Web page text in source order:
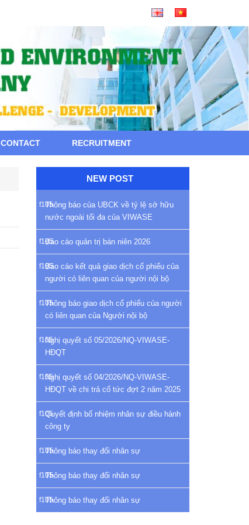
CONTACT RECRUITMENT
NEW POST
Thông báo của UBCK về tỷ lệ sở hữu
nước ngoài tối đa của VIWASE
Báo cáo quản trị bán niên 2026
Báo cáo kết quả giao dịch cổ phiếu của
người có liên quan của người nội bộ
Thông báo giao dịch cổ phiếu của người
có liên quan của Người nội bộ
Nghị quyết số 05/2026/NQ-VIWASE-
HĐQT
Nghị quyết số 04/2026/NQ-VIWASE-
HĐQT về chi trả cổ tức đợt 2 năm 2025
Quyết định bổ nhiệm nhân sự điều hành
công ty
Thông báo thay đổi nhân sự
Thông báo thay đổi nhân sự
Thông báo thay đổi nhân sự